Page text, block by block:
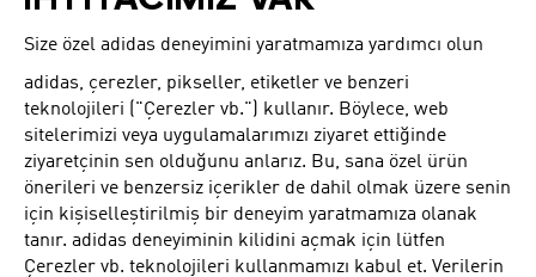
METROMALL
ÇALIŞMA SAATLERI
Pazar
10:00 - 22:00
Pazartesi
10:00 - 22:00
Salı
10:00 - 22:00
Çarşamba
10:00 - 22:00
Size özel adidas deneyimini yaratmamıza yardımcı olun
adidas, çerezler, pikseller, etiketler ve benzeri
teknolojileri ("Çerezler vb.") kullanır. Böylece, web
sitelerimizi veya uygulamalarımızı ziyaret ettiğinde
ziyaretçinin sen olduğunu anlarız. Bu, sana özel ürün
önerileri ve benzersiz içerikler de dahil olmak üzere senin
için kişiselleştirilmiş bir deneyim yaratmamıza olanak
tanır. adidas deneyiminin kilidini açmak için lütfen
Çerezler vb. teknolojileri kullanmamızı kabul et. Verilerin